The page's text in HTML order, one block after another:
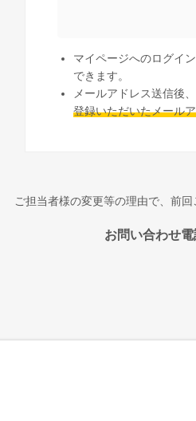
マイページへのログイン
できます。
メールアドレス送信後
登録いただいたメール
ご担当者様の変更等の理由で、前
お問い合わせ電